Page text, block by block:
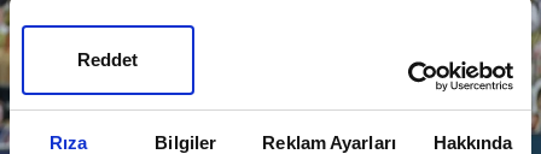
Rıza Bilgiler Reklam Ayarları Hakkında
Reddet